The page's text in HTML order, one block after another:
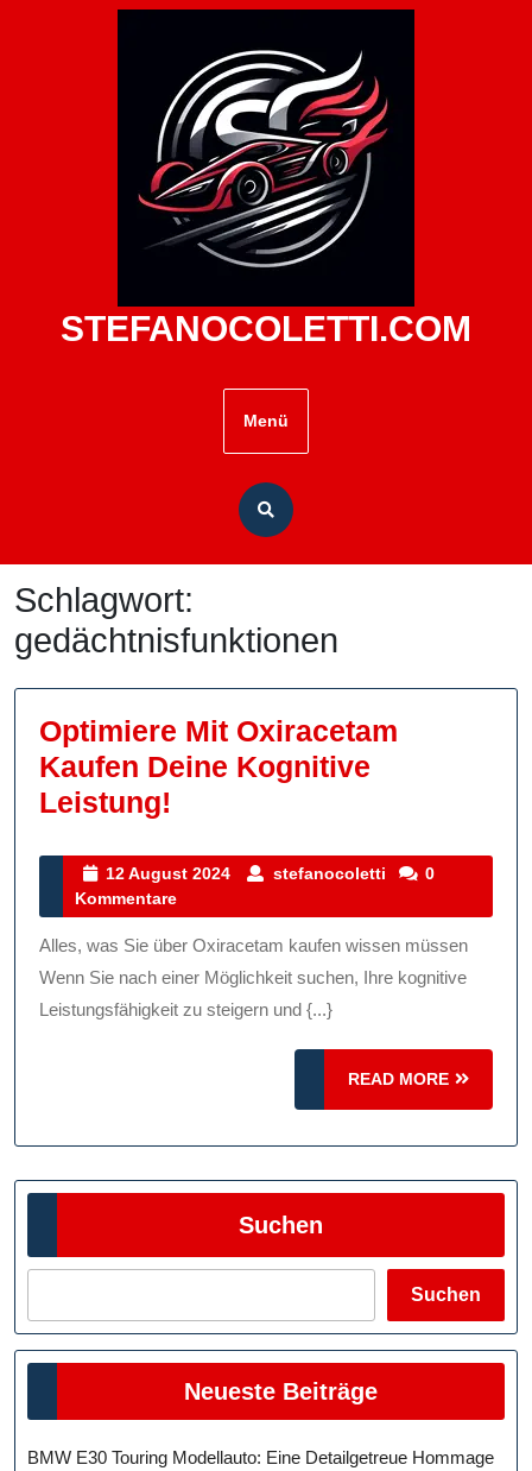
STEFANOCOLETTI.COM
Menü
Schlagwort:
gedächtnisfunktionen
Optimiere Mit Oxiracetam
Kaufen Deine Kognitive
Leistung!
Oxiracetam
Kaufen
Deine
Kognitive
Leistung!
12 August 2024
12
2024
stefanocoletti stefanocoletti
0
Kommentare
Alles, was Sie über Oxiracetam kaufen wissen müssen
Wenn Sie nach einer Möglichkeit suchen, Ihre kognitive
Leistungsfähigkeit zu steigern und {...}
READ MORE
READ
MORE
Suchen
Suchen
Neueste Beiträge
BMW E30 Touring Modellauto: Eine Detailgetreue Hommage